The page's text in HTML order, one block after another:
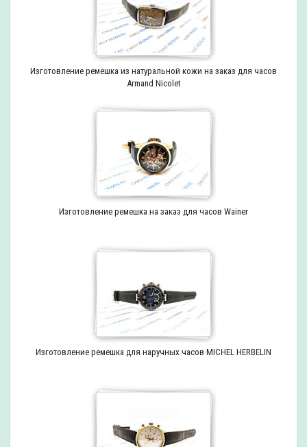
Изготовление ремешка из натуральной кожи на заказ для часов
Armand Nicolet
Изготовление ремешка на заказ для часов Wainer
Изготовление ремешка для наручных часов MICHEL HERBELIN